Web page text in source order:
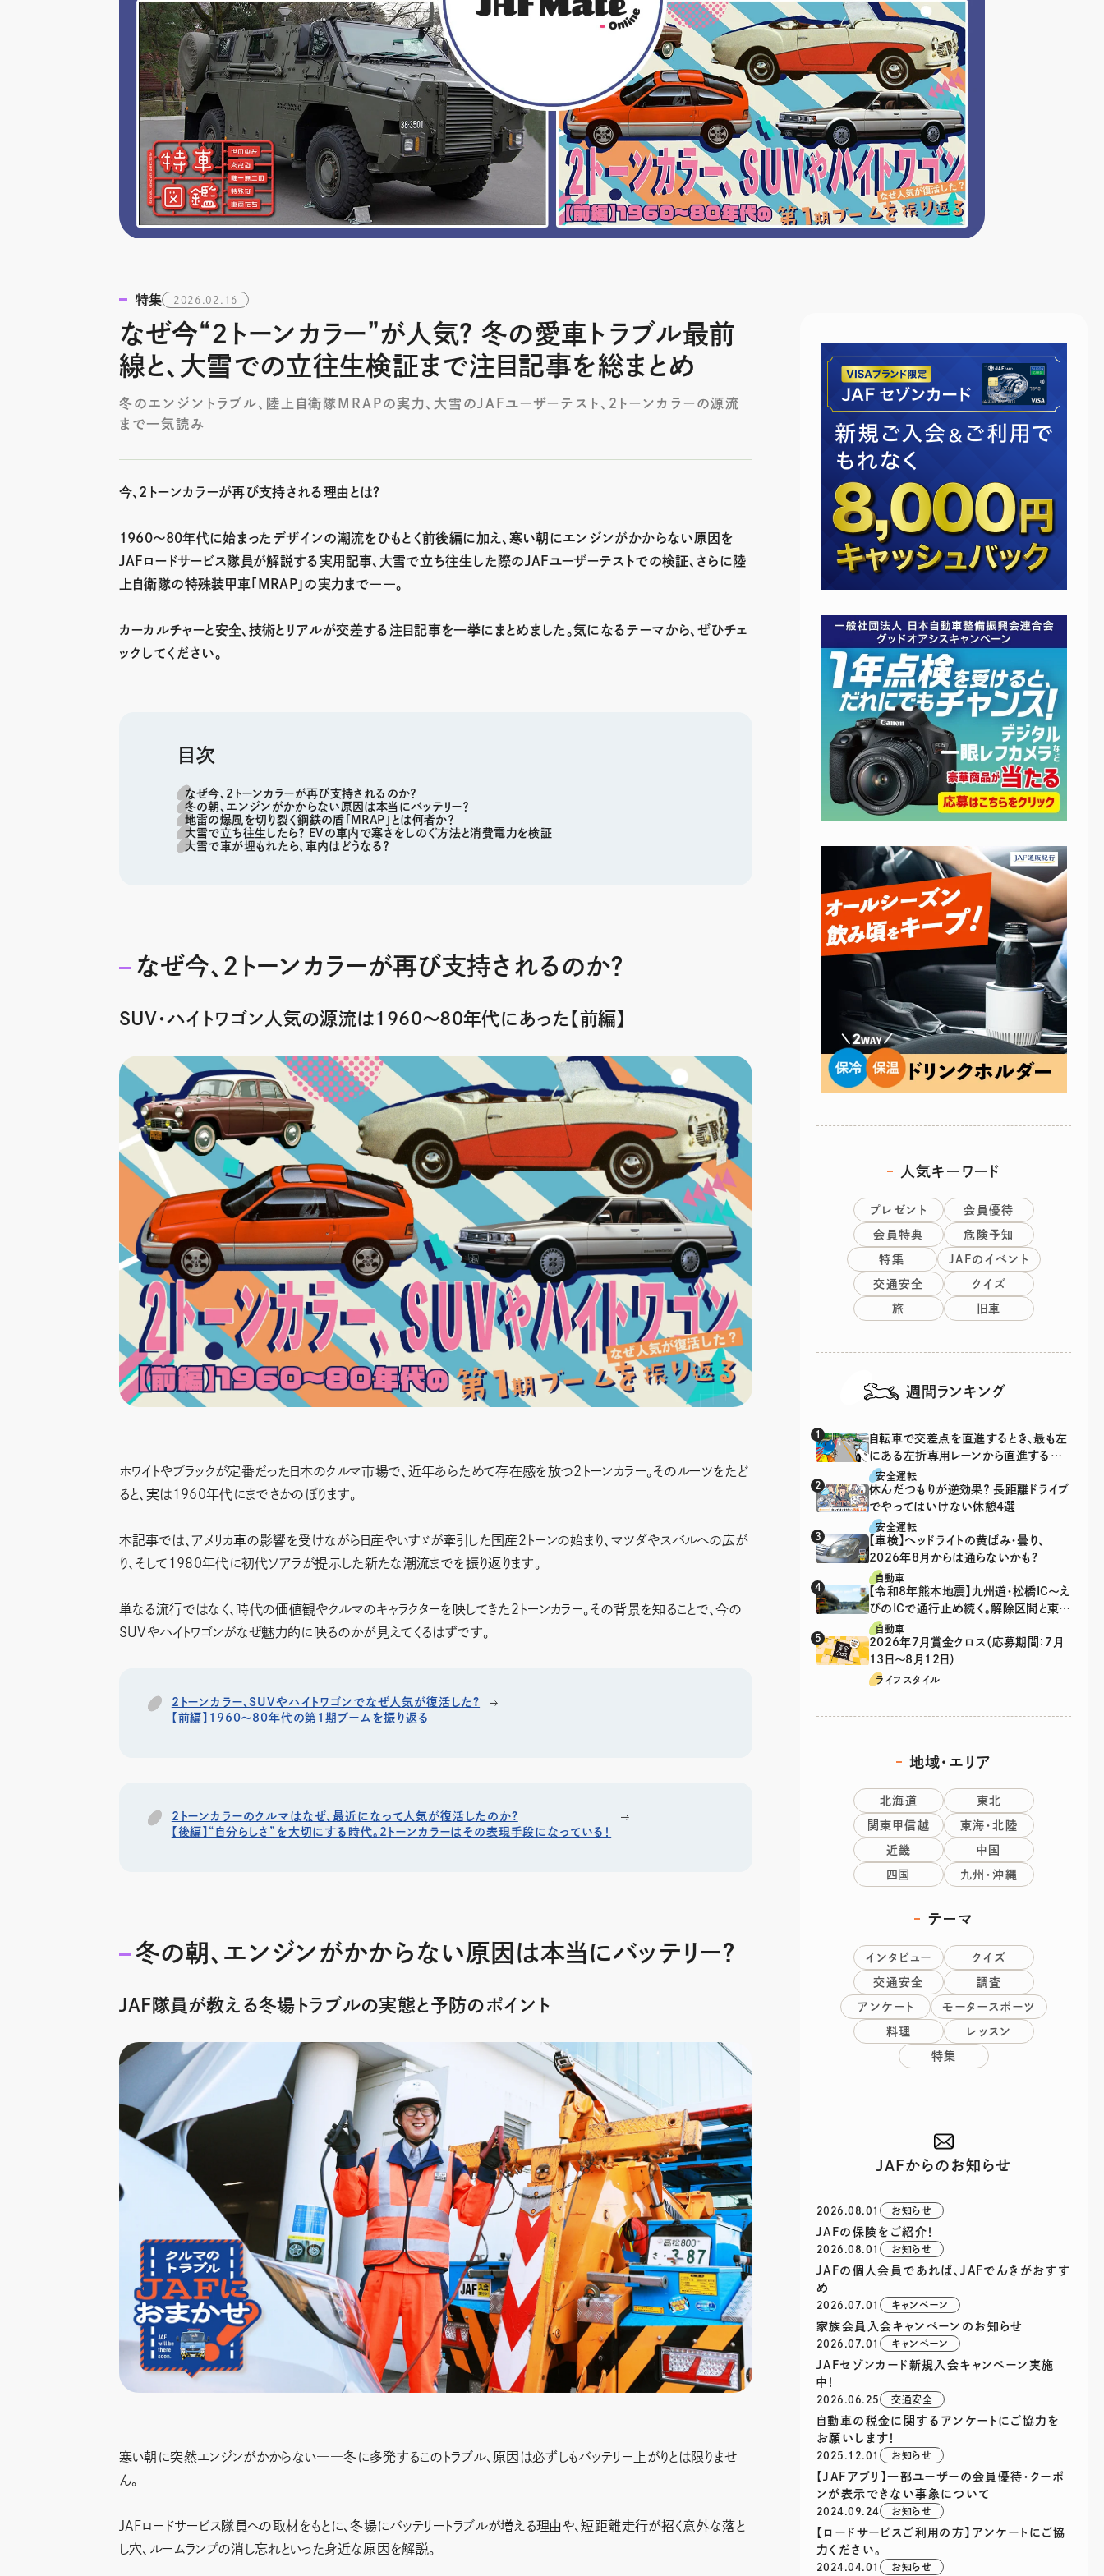
特集 2026.02.16
なぜ今“2トーンカラー”が人気？ 冬の愛車トラブル最前
線と、大雪での立往生検証まで注目記事を総まとめ
冬のエンジントラブル、陸上自衛隊MRAPの実力、大雪のJAFユーザーテスト、２トーンカラーの源流
まで一気読み
今、2トーンカラーが再び支持される理由とは？
1960〜80年代に始まったデザインの潮流をひもとく前後編に加え、寒い朝にエンジンがかからない原因を
JAFロードサービス隊員が解説する実用記事、大雪で立ち往生した際のJAFユーザーテストでの検証、さらに陸
上自衛隊の特殊装甲車「MRAP」の実力まで――。
カーカルチャーと安全、技術とリアルが交差する注目記事を一挙にまとめました。気になるテーマから、ぜひチェ
ックしてください。
目次
なぜ今、2トーンカラーが再び支持されるのか？
冬の朝、エンジンがかからない原因は本当にバッテリー？
地雷の爆風を切り裂く鋼鉄の盾「MRAP」とは何者か？
大雪で立ち往生したら？ EVの車内で寒さをしのぐ方法と消費電力を検証
大雪で車が埋もれたら、車内はどうなる？
なぜ今、2トーンカラーが再び支持されるのか？
SUV・ハイトワゴン人気の源流は1960〜80年代にあった【前編】
ホワイトやブラックが定番だった日本のクルマ市場で、近年あらためて存在感を放つ2トーンカラー。そのルーツをたど
ると、実は1960年代にまでさかのぼります。
本記事では、アメリカ車の影響を受けながら日産やいすゞが牽引した国産2トーンの始まり、マツダやスバルへの広が
り、そして1980年代に初代ソアラが提示した新たな潮流までを振り返ります。
単なる流行ではなく、時代の価値観やクルマのキャラクターを映してきた2トーンカラー。その背景を知ることで、今の
SUVやハイトワゴンがなぜ魅力的に映るのかが見えてくるはずです。
2トーンカラー、SUVやハイトワゴンでなぜ人気が復活した?
【前編】1960～80年代の第1期ブームを振り返る
2トーンカラーのクルマはなぜ、最近になって人気が復活したのか?
【後編】“自分らしさ”を大切にする時代。2トーンカラーはその表現手段になっている！
冬の朝、エンジンがかからない原因は本当にバッテリー？
JAF隊員が教える冬場トラブルの実態と予防のポイント
寒い朝に突然エンジンがかからない――冬に多発するこのトラブル、原因は必ずしもバッテリー上がりとは限りませ
ん。
JAFロードサービス隊員への取材をもとに、冬場にバッテリートラブルが増える理由や、短距離走行が招く意外な落と
し穴、ルームランプの消し忘れといった身近な原因を解説。
人気キーワード
プレゼント 会員優待
会員特典 危険予知
特集 JAFのイベント
交通安全 クイズ
旅 旧車
週間ランキング
自転車で交差点を直進するとき、最も左
にある左折専用レーンから直進するの
は、違反？
安全運転
休んだつもりが逆効果？ 長距離ドライブ
でやってはいけない休憩4選
安全運転
【車検】ヘッドライトの黄ばみ・曇り、
2026年8月からは通らないかも?
自動車
【令和8年熊本地震】九州道・松橋IC～え
びのICで通行止め続く。解除区間と東九
州道の迂回ルート
自動車
2026年7月賞金クロス（応募期間：7月
13日～8月12日）
ライフスタイル
地域・エリア
北海道 東北
関東甲信越 東海・北陸
近畿 中国
四国 九州・沖縄
テーマ
インタビュー クイズ
交通安全 調査
アンケート モータースポーツ
料理 レッスン
特集
JAFからのお知らせ
2026.08.01 お知らせ
JAFの保険をご紹介！
2026.08.01 お知らせ
JAFの個人会員であれば、JAFでんきがおすす
め
2026.07.01 キャンペーン
家族会員入会キャンペーンのお知らせ
2026.07.01 キャンペーン
JAFセゾンカード新規入会キャンペーン実施
中！
2026.06.25 交通安全
自動車の税金に関するアンケートにご協力を
お願いします！
2025.12.01 お知らせ
【JAFアプリ】一部ユーザーの会員優待・クーポ
ンが表示できない事象について
2024.09.24 お知らせ
【ロードサービスご利用の方】アンケートにご協
力ください。
2024.04.01 お知らせ